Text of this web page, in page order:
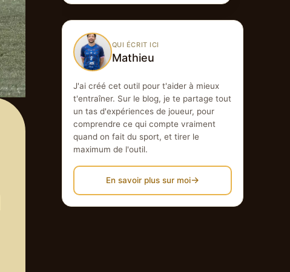
QUI ÉCRIT ICI
Mathieu
J'ai créé cet outil pour t'aider à mieux
t'entraîner. Sur le blog, je te partage tout
un tas d'expériences de joueur, pour
comprendre ce qui compte vraiment
quand on fait du sport, et tirer le
maximum de l'outil.
En savoir plus sur moi→